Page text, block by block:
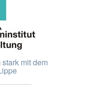
mit dem